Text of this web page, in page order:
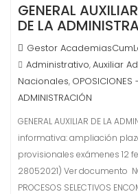
GENERAL
DE LA
Gestor
Administrativo,Auxiliar
Nacionales, OPOSICIONES
ADMINISTRACIÓN
GENERAL AUXILIAR DE LA
informativa: ampliación
provisionales exámenes 12
28052021) Ver documento
PROCESOS SELECTIVOS